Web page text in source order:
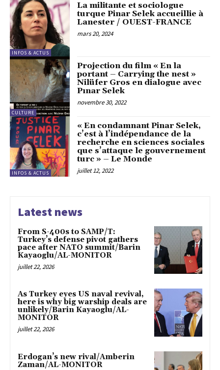
INFOS & ACTUS
La militante et sociologue
turque Pinar Selek accueillie à
Lanester / OUEST-FRANCE
mars 20, 2024
CULTURE
Projection du film « En la
portant – Carrying the nest »
Nilüfer Gros en dialogue avec
Pınar Selek
novembre 30, 2022
INFOS & ACTUS
« En condamnant Pinar Selek,
c’est à l’indépendance de la
recherche en sciences sociales
que s’attaque le gouvernement
turc » – Le Monde
juillet 12, 2022
Latest news
From S-400s to SAMP/T:
Turkey’s defense pivot gathers
pace after NATO summit/Barin
Kayaoglu/AL-MONITOR
juillet 22, 2026
As Turkey eyes US naval revival,
here is why big warship deals are
unlikely/Barin Kayaoglu/AL-
MONITOR
juillet 22, 2026
Erdogan’s new rival/Amberin
Zaman/AL-MONITOR